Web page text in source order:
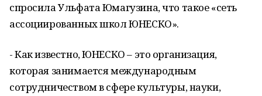
спросила Ульфата Юмагузина, что такое «сеть
ассоциированных школ ЮНЕСКО».
- Как известно, ЮНЕСКО – это организация,
которая занимается международным
сотрудничеством в сфере культуры, науки,